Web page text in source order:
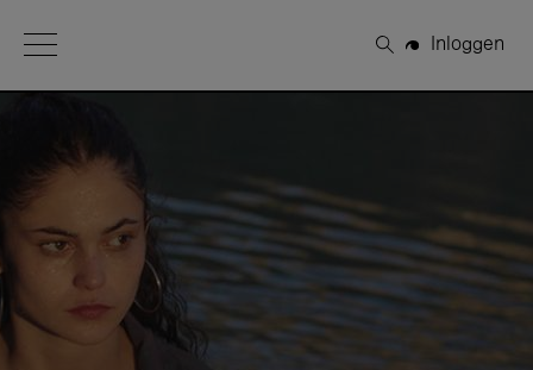
Open Menu
Zoeken
Inloggen